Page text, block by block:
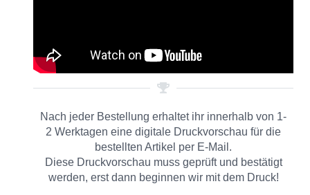
Nach jeder Bestellung erhaltet ihr innerhalb von 1-
2 Werktagen eine digitale Druckvorschau für die
bestellten Artikel per E-Mail.
Diese Druckvorschau muss geprüft und bestätigt
werden, erst dann beginnen wir mit dem Druck!